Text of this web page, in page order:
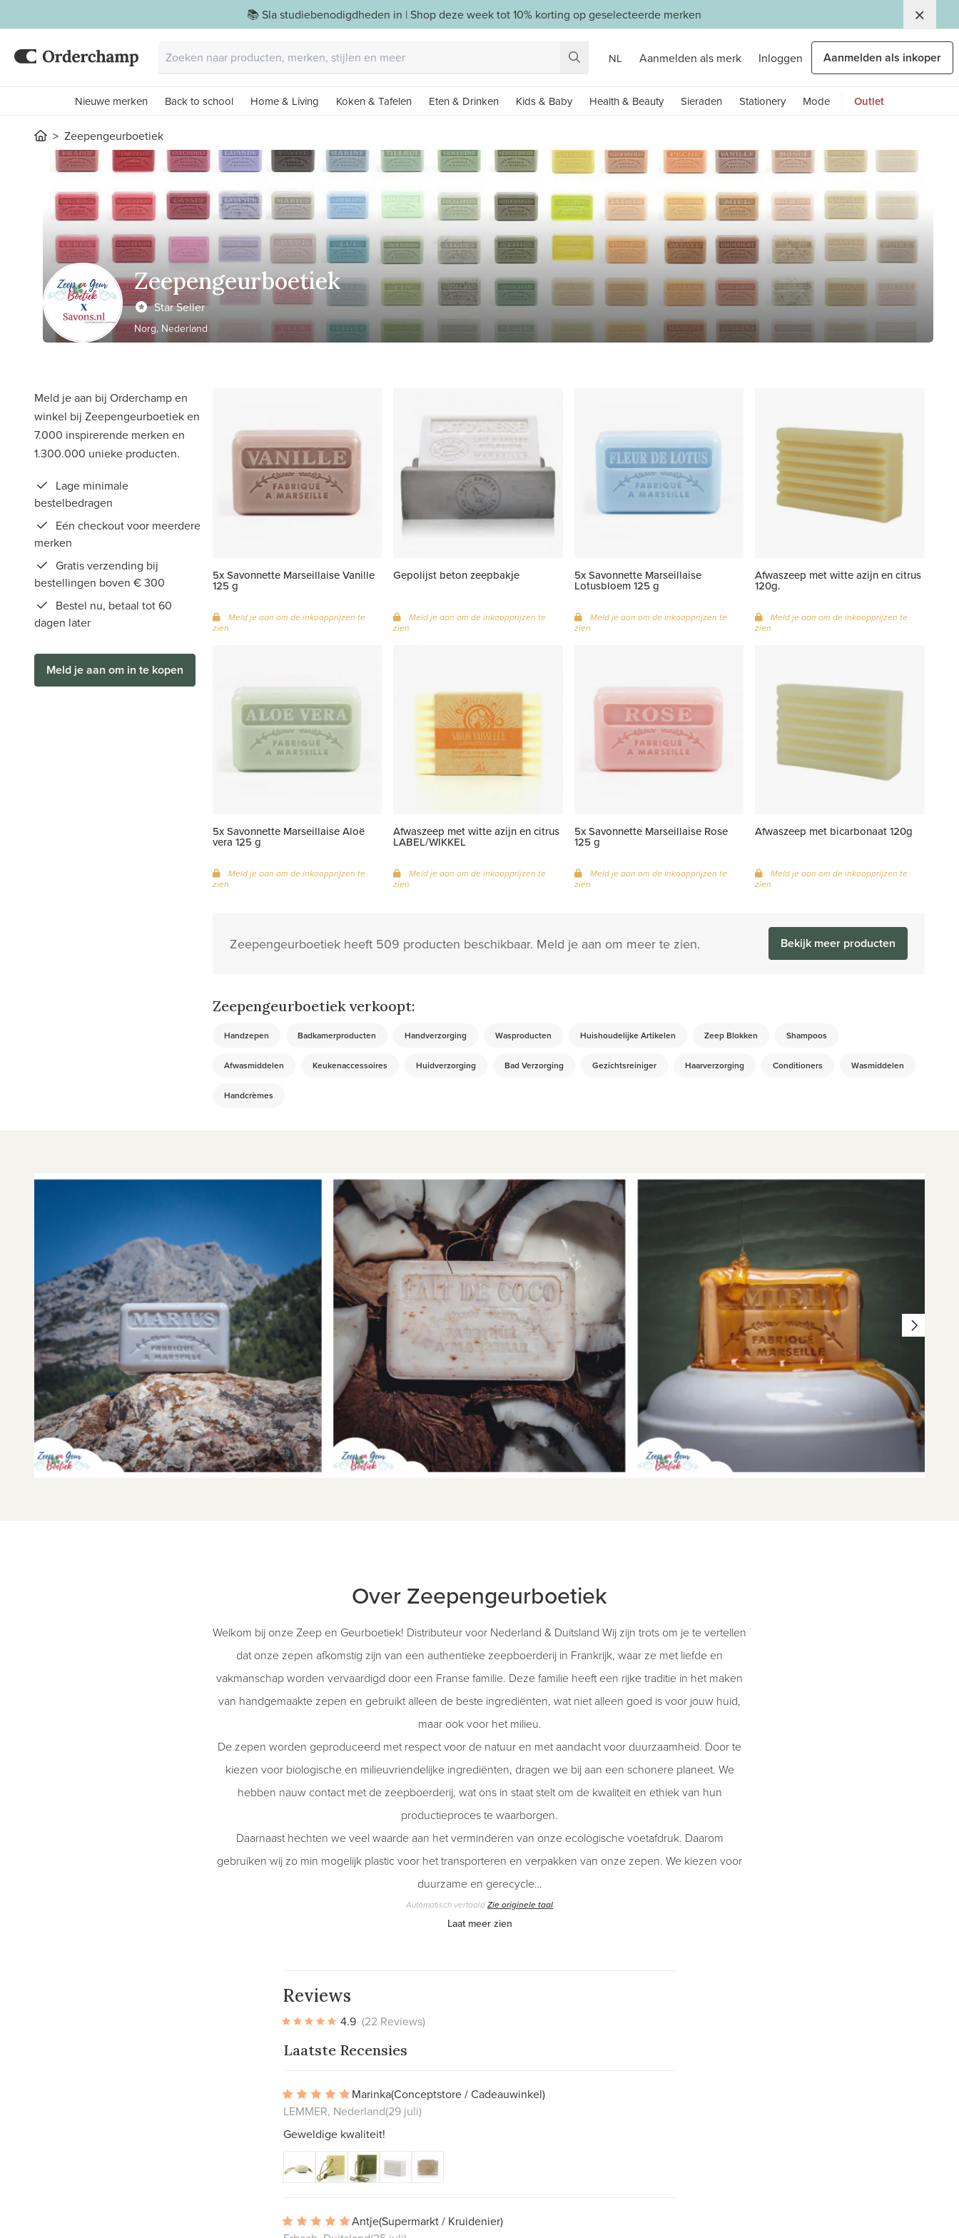
📚 Sla studiebenodigdheden in | Shop deze week tot 10% korting op geselecteerde merken
NL Aanmelden als merk Inloggen Aanmelden als inkoper
Nieuwe merken Back to school Home & Living Koken & Tafelen Eten & Drinken Kids & Baby Health & Beauty Sieraden Stationery Mode Outlet
Zeepengeurboetiek
Zeepengeurboetiek
Star Seller
Norg, Nederland
Meld je aan bij Orderchamp en
winkel bij Zeepengeurboetiek en
7.000 inspirerende merken en
1.300.000 unieke producten.
Lage minimale
bestelbedragen
Eén checkout voor meerdere
merken
Gratis verzending bij
bestellingen boven € 300
Bestel nu, betaal tot 60
dagen later
Meld je aan om in te kopen
5x Savonnette Marseillaise Vanille
125 g
Meld je aan om de inkoopprijzen te
zien
Gepolijst beton zeepbakje
Meld je aan om de inkoopprijzen te
zien
5x Savonnette Marseillaise
Lotusbloem 125 g
Meld je aan om de inkoopprijzen te
zien
Afwaszeep met witte azijn en citrus
120g.
Meld je aan om de inkoopprijzen te
zien
5x Savonnette Marseillaise Aloë
vera 125 g
Meld je aan om de inkoopprijzen te
zien
Afwaszeep met witte azijn en citrus
LABEL/WIKKEL
Meld je aan om de inkoopprijzen te
zien
5x Savonnette Marseillaise Rose
125 g
Meld je aan om de inkoopprijzen te
zien
Afwaszeep met bicarbonaat 120g
Meld je aan om de inkoopprijzen te
zien
Zeepengeurboetiek heeft 509 producten beschikbaar. Meld je aan om meer te zien. Bekijk meer producten
Zeepengeurboetiek verkoopt:
Handzepen Badkamerproducten Handverzorging Wasproducten Huishoudelijke Artikelen Zeep Blokken Shampoos
Afwasmiddelen Keukenaccessoires Huidverzorging Bad Verzorging Gezichtsreiniger Haarverzorging Conditioners Wasmiddelen
Handcrèmes
Over Zeepengeurboetiek
Welkom bij onze Zeep en Geurboetiek! Distributeur voor Nederland & Duitsland Wij zijn trots om je te vertellen
dat onze zepen afkomstig zijn van een authentieke zeepboerderij in Frankrijk, waar ze met liefde en
vakmanschap worden vervaardigd door een Franse familie. Deze familie heeft een rijke traditie in het maken
van handgemaakte zepen en gebruikt alleen de beste ingrediënten, wat niet alleen goed is voor jouw huid,
maar ook voor het milieu.
De zepen worden geproduceerd met respect voor de natuur en met aandacht voor duurzaamheid. Door te
kiezen voor biologische en milieuvriendelijke ingrediënten, dragen we bij aan een schonere planeet. We
hebben nauw contact met de zeepboerderij, wat ons in staat stelt om de kwaliteit en ethiek van hun
productieproces te waarborgen.
Daarnaast hechten we veel waarde aan het verminderen van onze ecologische voetafdruk. Daarom
gebruiken wij zo min mogelijk plastic voor het transporteren en verpakken van onze zepen. We kiezen voor
duurzame en gerecycle…
Automatisch vertaaldZie originele taal
Laat meer zien
Reviews
4.9 (22 Reviews)
Laatste Recensies
Marinka(Conceptstore / Cadeauwinkel)
LEMMER, Nederland(29 juli)
Geweldige kwaliteit!
Antje(Supermarkt / Kruidenier)